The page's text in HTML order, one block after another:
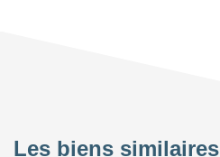
Les biens similaires